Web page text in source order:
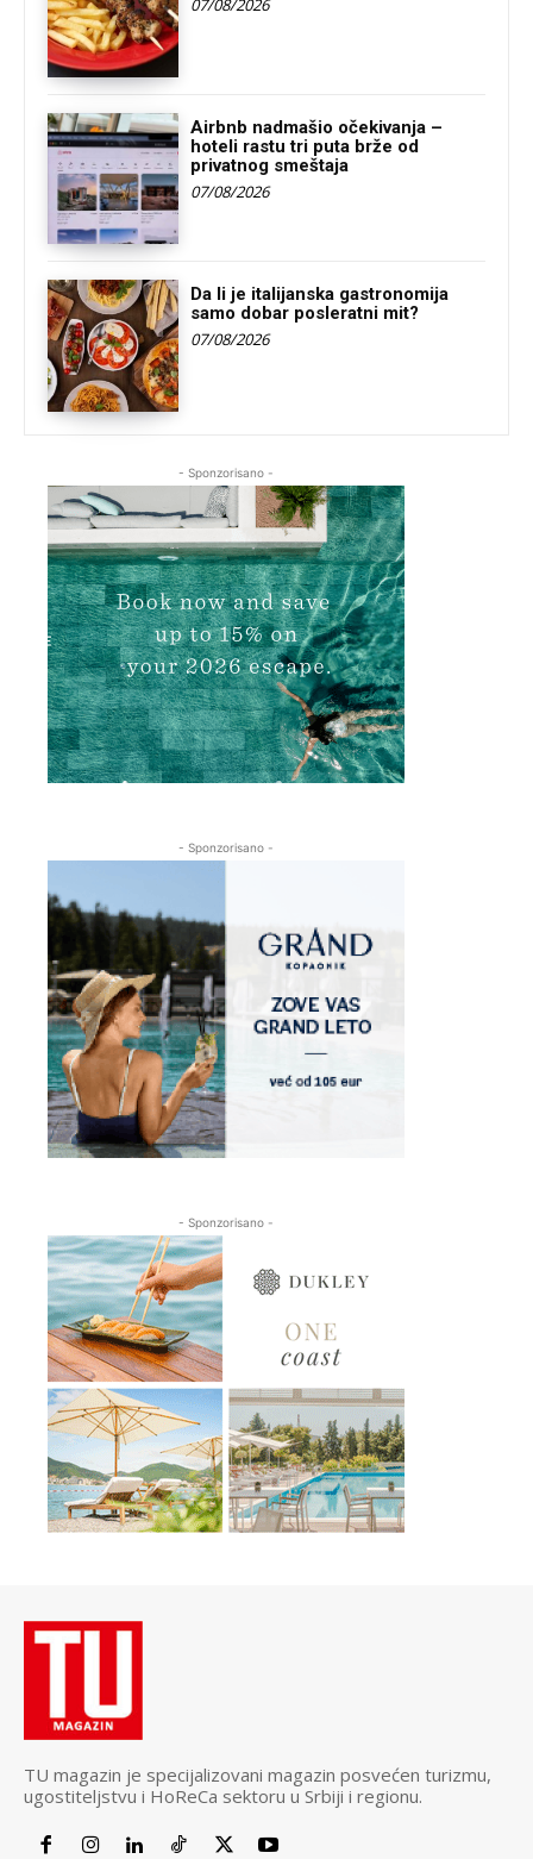
07/08/2026
Airbnb nadmašio očekivanja –
hoteli rastu tri puta brže od
privatnog smeštaja
07/08/2026
Da li je italijanska gastronomija
samo dobar posleratni mit?
07/08/2026
- Sponzorisano -
- Sponzorisano -
- Sponzorisano -
TU magazin je specijalizovani magazin posvećen turizmu,
ugostiteljstvu i HoReCa sektoru u Srbiji i regionu.